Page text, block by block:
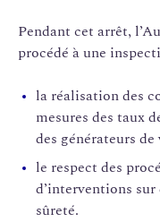
Pendant cet arrêt,
procédé à une
la réalisation des
mesures des taux
des générateurs de
le respect des
d’interventions
sûreté.